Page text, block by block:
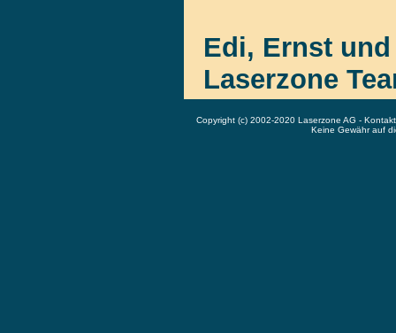
Edi, Ernst
Laserzone
Copyright (c) 2002-2020 Laserzone AG -
Keine Gewähr auf